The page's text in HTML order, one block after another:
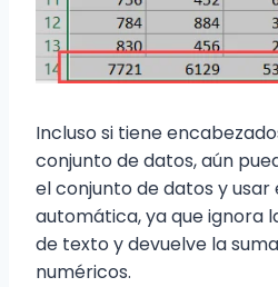
Incluso si tiene
conjunto de datos, aún
el conjunto de datos y usar
automática, ya que ignora
de texto y devuelve la
numéricos.